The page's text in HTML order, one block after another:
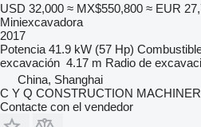
USD 32,000 ≈ MX$550,800 ≈ EUR
Miniexcavadora
2017
Potencia 41.9 kW (57 Hp)
excavación 4.17 m Radio de
China, Shanghai
C Y Q CONSTRUCTION
Contacte con el vendedor